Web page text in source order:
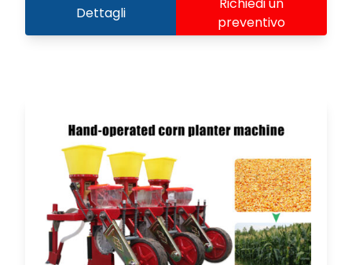
Dettagli
preventivo